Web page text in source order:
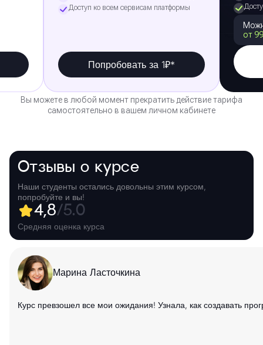
Доступ ко всем сервисам платформы
Попробовать за 1₽*
от
Вы можете в любой момент прекратить действие тарифа
самостоятельно в вашем личном кабинете
Отзывы о курсе
Наши студенты остались довольны этим курсом,
попробуйте и вы!
4,8/5.0
Средняя оценка курса
Марина Ласточкина
Курс превзошел все мои ожидания! Узнала, как создавать